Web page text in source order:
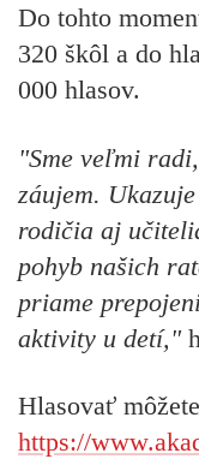
Do tohto
320 škôl a do
000 hlasov.
"Sme veľmi
záujem.
rodičia aj
pohyb našich
priame
aktivity u detí,"
Hlasovať
https://